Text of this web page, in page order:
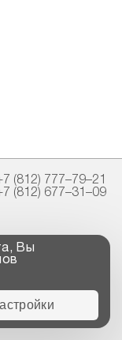
(812) 777–79–21
(812) 677–31–09
Вы